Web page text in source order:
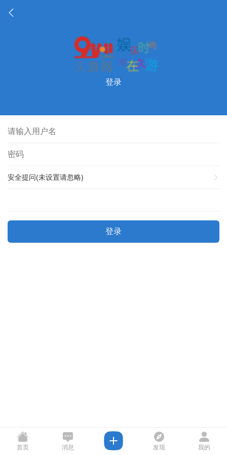
登录
安全提问(未设置请忽略)
登录
首页 消息 发现 我的